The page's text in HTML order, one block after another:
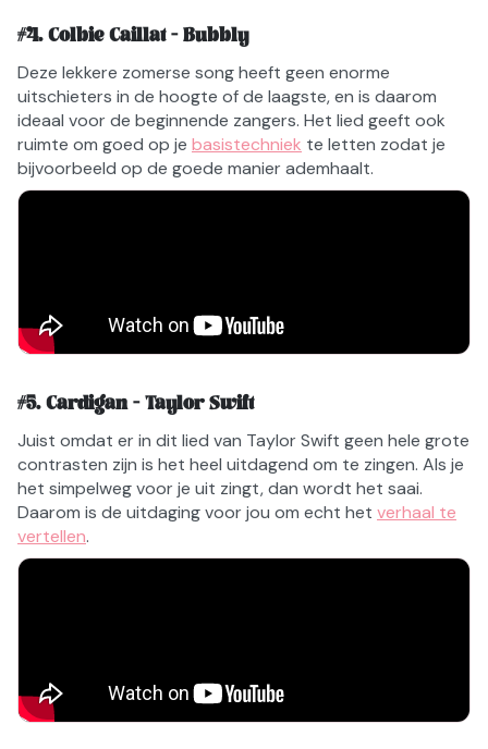
#4.Colbie Caillat - Bubbly
Deze lekkere zomerse song heeft geen enorme
uitschieters in de hoogte of de laagste, en is daarom
ideaal voor de beginnende zangers. Het lied geeft ook
ruimte om goed op je basistechniek te letten zodat je
bijvoorbeeld op de goede manier ademhaalt.
#5.Cardigan - Taylor Swift
Juist omdat er in dit lied van Taylor Swift geen hele grote
contrasten zijn is het heel uitdagend om te zingen. Als je
het simpelweg voor je uit zingt, dan wordt het saai.
Daarom is de uitdaging voor jou om echt het verhaal te
vertellen.